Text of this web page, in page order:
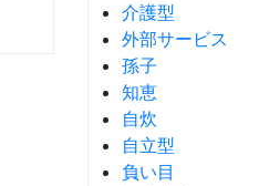
介護型
外部サービス
孫子
知恵
自炊
自立型
負い目